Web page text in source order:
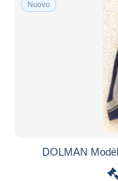
Nuovo
DOLMAN